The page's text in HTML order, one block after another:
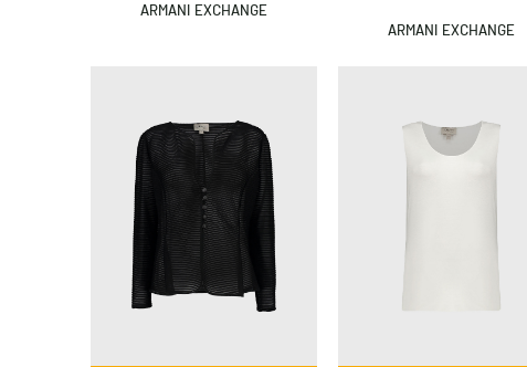
ARMANI EXCHANGE
ARMANI EXCHANGE